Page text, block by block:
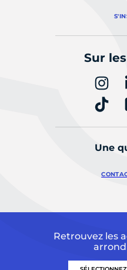
Sur
Une
Retrouvez les